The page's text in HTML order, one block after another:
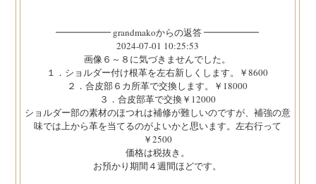
━━━━━━ grandmakoからの返答 ━━━━━━
2024-07-01 10:25:53
画像６～８に気づきませんでした。
１．ショルダー付け根革を左右新しくします。￥8600
２．合皮部６カ所革で交換します。￥18000
３．合皮部革で交換￥12000
ショルダー部の素材のほつれは補修が難しいのですが、補強の意
味では上から革を当てるのがよいかと思います。左右行って
￥2500
価格は税抜き。
お預かり期間４週間ほどです。